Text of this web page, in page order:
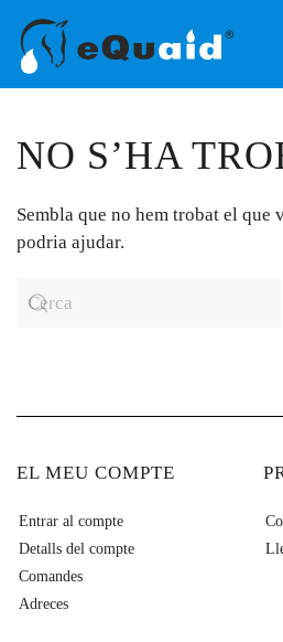
Skip to main content
NO S’HA
Sembla que no hem trobat el que
podria ajudar.
EL MEU COMPTE
Entrar al compte
Detalls del compte
Comandes
Adreces